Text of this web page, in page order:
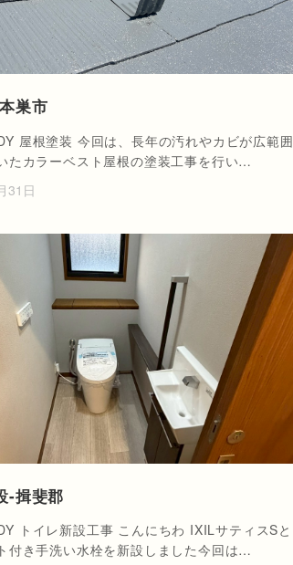
巣市
屋根塗装 今回は、長年の汚れやカビが広範囲
たカラーベスト屋根の塗装工事を行い…
31日
-揖斐郡
トイレ新設工事 こんにちわ IXILサティスSと
付き手洗い水栓を新設しました今回は…